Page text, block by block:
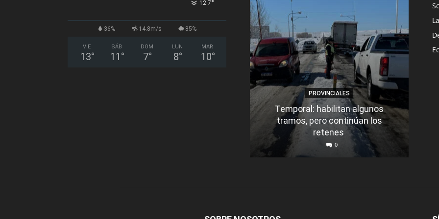
12.7°
36% 14.8m/s 85%
VIE
13°
SÁB
11 °
DOM
7°
LUN
8°
MAR
10°
PROVINCIALES
Temporal: habilitan algunos
tramos, pero continúan los
retenes
0